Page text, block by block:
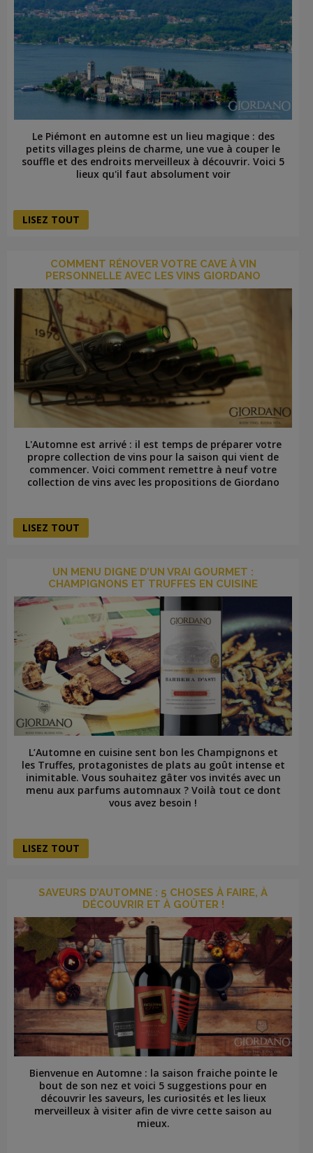
Le Piémont en automne est un lieu magique : des
petits villages pleins de charme, une vue à couper le
souffle et des endroits merveilleux à découvrir. Voici 5
lieux qu'il faut absolument voir
LISEZ TOUT
COMMENT RÉNOVER VOTRE CAVE À VIN
PERSONNELLE AVEC LES VINS GIORDANO
L'Automne est arrivé : il est temps de préparer votre
propre collection de vins pour la saison qui vient de
commencer. Voici comment remettre à neuf votre
collection de vins avec les propositions de Giordano
LISEZ TOUT
UN MENU DIGNE D’UN VRAI GOURMET :
CHAMPIGNONS ET TRUFFES EN CUISINE
L’Automne en cuisine sent bon les Champignons et
les Truffes, protagonistes de plats au goût intense et
inimitable. Vous souhaitez gâter vos invités avec un
menu aux parfums automnaux ? Voilà tout ce dont
vous avez besoin !
LISEZ TOUT
SAVEURS D’AUTOMNE : 5 CHOSES À FAIRE, À
DÉCOUVRIR ET À GOÛTER !
Bienvenue en Automne : la saison fraiche pointe le
bout de son nez et voici 5 suggestions pour en
découvrir les saveurs, les curiosités et les lieux
merveilleux à visiter afin de vivre cette saison au
mieux.